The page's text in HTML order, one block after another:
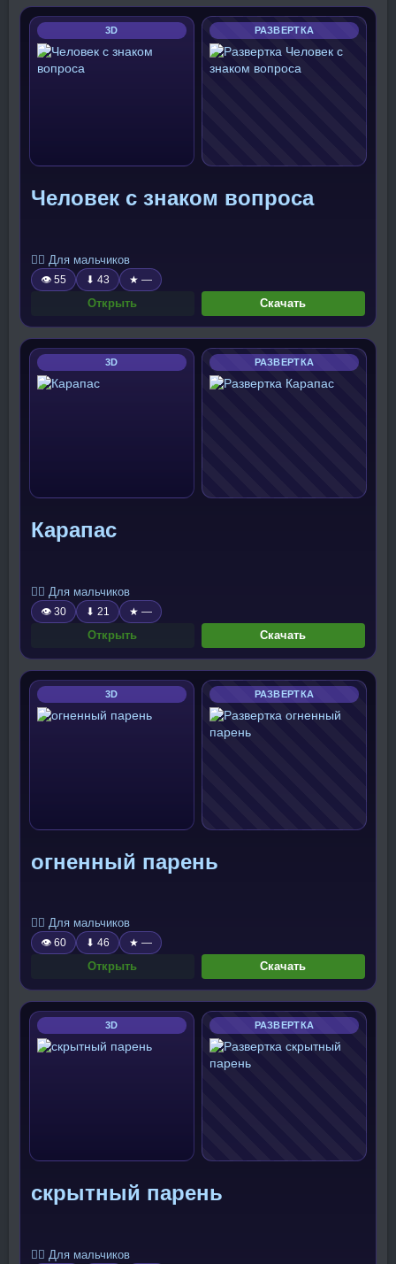
3D РАЗВЕРТКА
Человек с знаком вопроса
🧍‍♂️ Для мальчиков
👁 55 ⬇ 43 ★ —
Открыть Скачать
3D РАЗВЕРТКА
Карапас
🧍‍♂️ Для мальчиков
👁 30 ⬇ 21 ★ —
Открыть Скачать
3D РАЗВЕРТКА
огненный парень
🧍‍♂️ Для мальчиков
👁 60 ⬇ 46 ★ —
Открыть Скачать
3D РАЗВЕРТКА
скрытный парень
🧍‍♂️ Для мальчиков